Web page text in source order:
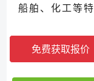
船舶、化工等
场勘测与个性
免费获取报价